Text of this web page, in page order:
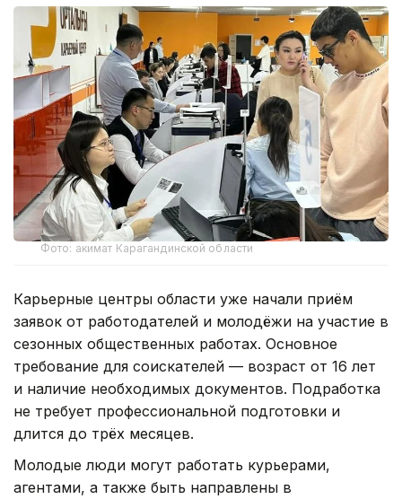
Фото: акимат Карагандинской области
Карьерные центры области уже начали приём
заявок от работодателей и молодёжи на участие в
сезонных общественных работах. Основное
требование для соискателей — возраст от 16 лет
и наличие необходимых документов. Подработка
не требует профессиональной подготовки и
длится до трёх месяцев.
Молодые люди могут работать курьерами,
агентами, а также быть направлены в